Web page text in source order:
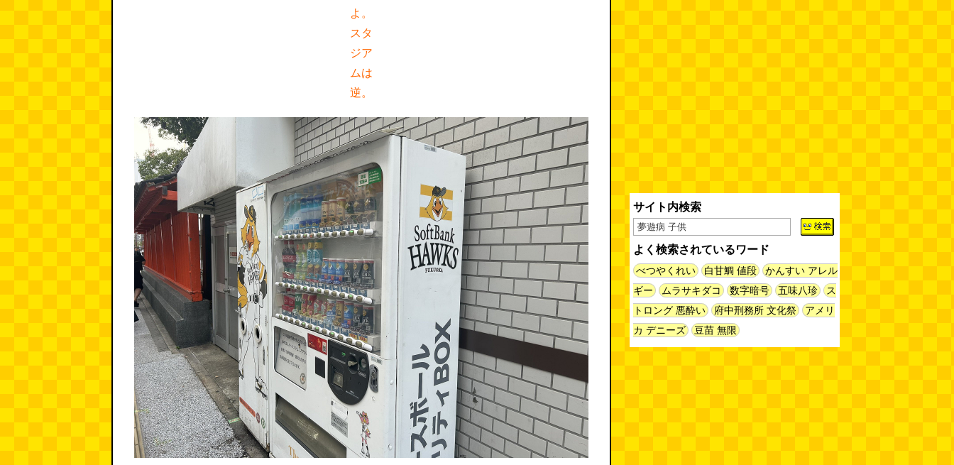
よ。
スタ
ジア
ムは
逆。
(08.06 18:00)
黄金トイレと金箔は触ると剥がれ
る
AirPodsProは超音波が聞こえる
(林雄司) (08.06 16:00)
姉がはまったガムランに自分もは
まってみる(まいしろ)
サイト内検索
よく検索されているワード
べつやくれい 白甘鯛 値段
かんすい アレル
ギー
ムラサキダコ 数字暗号 五味八珍
ス
トロング 悪酔い
府中刑務所 文化祭
アメリ
カ デニーズ
豆苗 無限